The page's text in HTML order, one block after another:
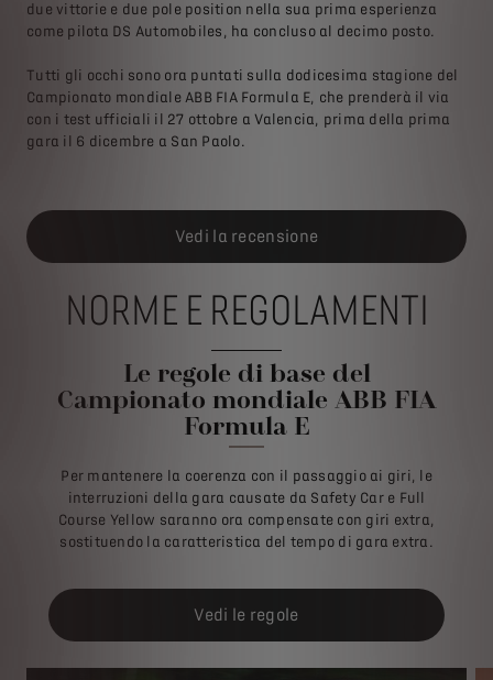
due vittorie e due pole position nella sua prima esperienza
come pilota DS Automobiles, ha concluso al decimo posto.
Tutti gli occhi sono ora puntati sulla dodicesima stagione del
Campionato mondiale ABB FIA Formula E, che prenderà il via
con i test ufficiali il 27 ottobre a Valencia, prima della prima
gara il 6 dicembre a San Paolo.
Vedi la recensione
NORME E REGOLAMENTI
Le regole di base del
Campionato mondiale ABB FIA
Formula E
Per mantenere la coerenza con il passaggio ai giri, le
interruzioni della gara causate da Safety Car e Full
Course Yellow saranno ora compensate con giri extra,
sostituendo la caratteristica del tempo di gara extra.
Vedi le regole